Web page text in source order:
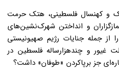
و کهنسال فلسطینی، هتک حرمت
و انداختن شهرک‌نشین‌های
جمله جنایات رژیم صهیونیستی
غیور و چندهزارساله فلسطین در
جز برپاکردن «طوفان» داشت؟